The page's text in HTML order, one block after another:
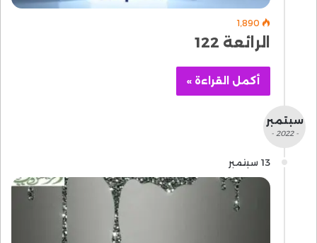
1٬890
الرائعة 122
أكمل القراءة »
سبتمبر
- 2022 -
13 سبتمبر